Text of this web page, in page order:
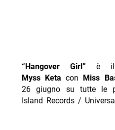
“Hangover Girl” è il
Myss Keta con Miss
26 giugno su tutte le
Island Records /